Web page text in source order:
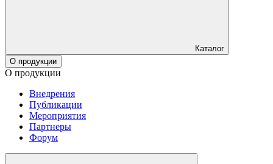
Каталог
О продукции
О продукции
Внедрения
Публикации
Мероприятия
Партнеры
Форум